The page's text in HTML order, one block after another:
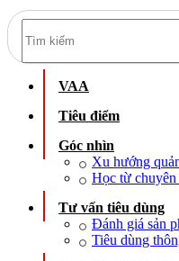
VAA
Tiêu điểm
Góc nhìn
Xu hướng
Học từ chuyên
Tư vấn tiêu dùng
Đánh giá sản
Tiêu dùng